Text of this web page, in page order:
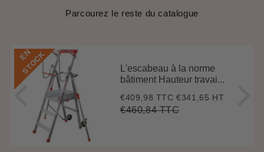
Parcourez le reste du catalogue
E
N
S
T
O
C
K
L'escabeau à la norme
bâtiment Hauteur travai...
Prix
réduit
€409,98 TTC€409,98
€341,65 HT
Prix
€460,84 TTC€460,84